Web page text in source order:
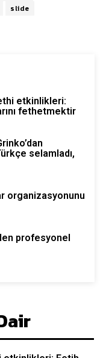
slide
etkinlikleri:
fethetmektir
selamladı,
organizasyonunu
profesyonel